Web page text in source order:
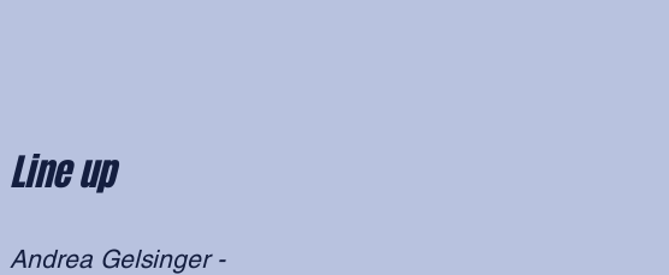
Line up
Andrea Gelsinger -